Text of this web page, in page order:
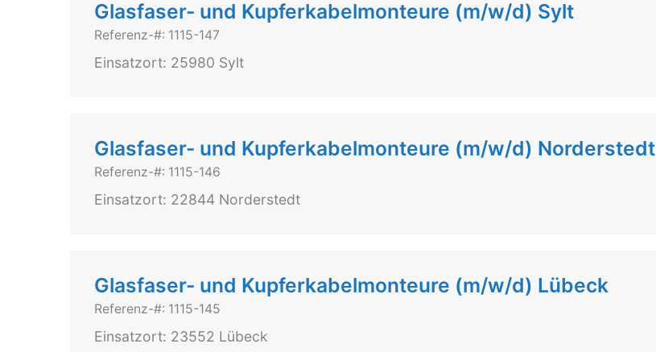
Glasfaser- und Kupferkabelmonteure (m/w/d) Sylt
Referenz-#: 1115-147
Einsatzort: 25980 Sylt
Glasfaser- und Kupferkabelmonteure (m/w/d) Norderstedt
Referenz-#: 1115-146
Einsatzort: 22844 Norderstedt
Glasfaser- und Kupferkabelmonteure (m/w/d) Lübeck
Referenz-#: 1115-145
Einsatzort: 23552 Lübeck